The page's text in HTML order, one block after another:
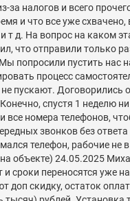
за налогов и всего
и что все уже схвачено,
т д. На вопрос на каком
что отправили только
попросили пустить нас
процесс
пускают. Договорились
спустя 1 неделю
номера телефонов,
звонков без
телефон, рабочие не
объекте) 24.05.2025
и сроки переносятся уже
доп скидку, остаток